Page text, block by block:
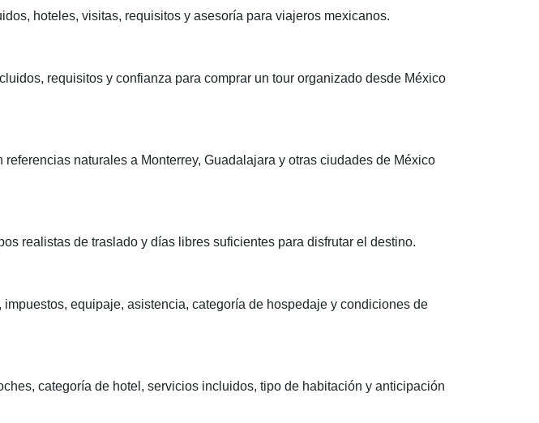
hoteles, visitas, requisitos y asesoría para viajeros mexicanos.
requisitos y confianza para comprar un tour organizado desde México
naturales a Monterrey, Guadalajara y otras ciudades de México
realistas de traslado y días libres suficientes para disfrutar el destino.
equipaje, asistencia, categoría de hospedaje y condiciones de
categoría de hotel, servicios incluidos, tipo de habitación y anticipación